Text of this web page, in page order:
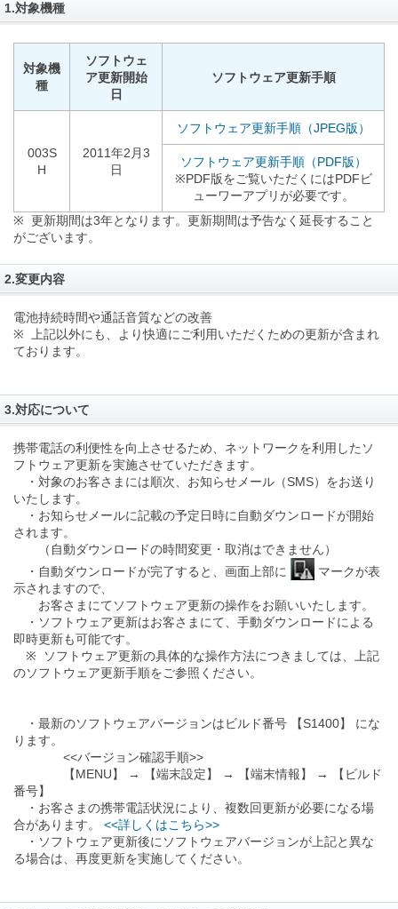
1.対象機種
対象機
種
ソフトウェ
ア更新開始
日
ソフトウェア更新手順
003S
H
2011年2月3
日
ソフトウェア更新手順（JPEG版）
ソフトウェア更新手順（PDF版）
※PDF版をご覧いただくにはPDFビ
ューワーアプリが必要です。
※ 更新期間は3年となります。更新期間は予告なく延長すること
がございます。
2.変更内容
電池持続時間や通話音質などの改善
※ 上記以外にも、より快適にご利用いただくための更新が含まれ
ております。
3.対応について
携帯電話の利便性を向上させるため、ネットワークを利用したソ
フトウェア更新を実施させていただきます。
・対象のお客さまには順次、お知らせメール（SMS）をお送り
いたします。
・お知らせメールに記載の予定日時に自動ダウンロードが開始
されます。
（自動ダウンロードの時間変更・取消はできません）
・自動ダウンロードが完了すると、画面上部に
マークが表
示されますので、
お客さまにてソフトウェア更新の操作をお願いいたします。
・ソフトウェア更新はお客さまにて、手動ダウンロードによる
即時更新も可能です。
※ ソフトウェア更新の具体的な操作方法につきましては、上記
のソフトウェア更新手順をご参照ください。
・最新のソフトウェアバージョンはビルド番号 【S1400】 にな
ります。
<<バージョン確認手順>>
【MENU】 → 【端末設定】 → 【端末情報】 → 【ビルド
番号】
・お客さまの携帯電話状況により、複数回更新が必要になる場
合があります。
<<詳しくはこちら>>
・ソフトウェア更新後にソフトウェアバージョンが上記と異な
る場合は、再度更新を実施してください。